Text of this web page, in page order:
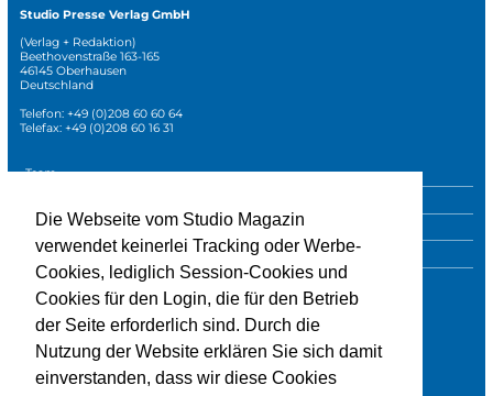
Die Webseite vom Studio Magazin
verwendet keinerlei Tracking oder Werbe-
Cookies, lediglich Session-Cookies und
Cookies für den Login, die für den Betrieb
der Seite erforderlich sind. Durch die
Nutzung der Website erklären Sie sich damit
einverstanden, dass wir diese Cookies
Studio Presse Verlag GmbH
(Verlag + Redaktion)
Beethovenstraße 163-165
46145 Oberhausen
Deutschland
Telefon: +49 (0)208 60 60 64
Telefax: +49 (0)208 60 16 31
Navigation
Team
Sonderpublikationen
Impressum
Datenschutz
» zur Studio-Website